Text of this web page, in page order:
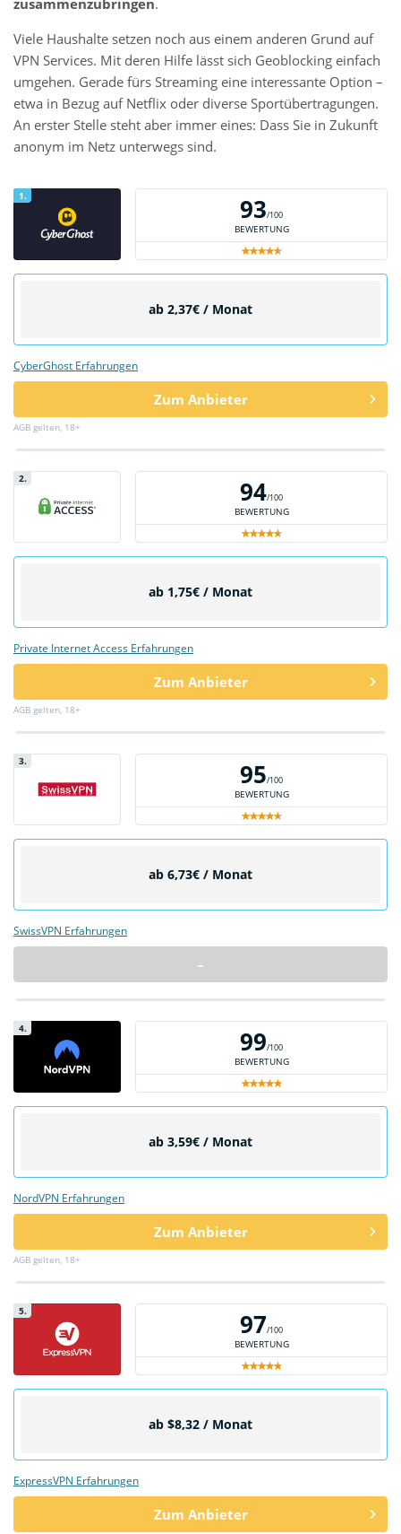
Viele Haushalte setzen noch aus einem anderen Grund auf
VPN Services. Mit deren Hilfe lässt sich Geoblocking einfach
umgehen. Gerade fürs Streaming eine interessante Option –
etwa in Bezug auf Netflix oder diverse Sportübertragungen.
An erster Stelle steht aber immer eines: Dass Sie in Zukunft
anonym im Netz unterwegs sind.
1. 93/100
BEWERTUNG
ab 2,37€ / Monat
CyberGhost Erfahrungen
Zum Anbieter
AGB gelten, 18+
2. 94/100
BEWERTUNG
ab 1,75€ / Monat
Private Internet Access Erfahrungen
Zum Anbieter
AGB gelten, 18+
3. 95/100
BEWERTUNG
ab 6,73€ / Monat
SwissVPN Erfahrungen
–
4. 99/100
BEWERTUNG
ab 3,59€ / Monat
NordVPN Erfahrungen
Zum Anbieter
AGB gelten, 18+
5. 97/100
BEWERTUNG
ab $8,32 / Monat
ExpressVPN Erfahrungen
Zum Anbieter